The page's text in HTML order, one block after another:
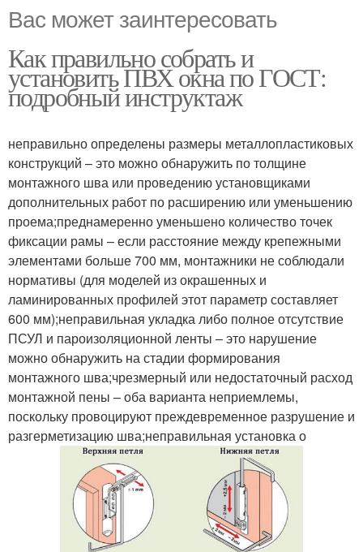
Вас может заинтересовать
Как правильно собрать и
установить ПВХ окна по ГОСТ:
подробный инструктаж
неправильно определены размеры металлопластиковых
конструкций – это можно обнаружить по толщине
монтажного шва или проведению установщиками
дополнительных работ по расширению или уменьшению
проема;преднамеренно уменьшено количество точек
фиксации рамы – если расстояние между крепежными
элементами больше 700 мм, монтажники не соблюдали
нормативы (для моделей из окрашенных и
ламинированных профилей этот параметр составляет
600 мм);неправильная укладка либо полное отсутствие
ПСУЛ и пароизоляционной ленты – это нарушение
можно обнаружить на стадии формирования
монтажного шва;чрезмерный или недостаточный расход
монтажной пены – оба варианта неприемлемы,
поскольку провоцируют преждевременное разрушение и
разгерметизацию шва;неправильная установка о